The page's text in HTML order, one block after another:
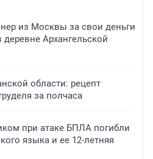
из Москвы за свои деньги
Архангельской
области: рецепт
за полчаса
при атаке БПЛА погибли
языка и ее 12-летняя